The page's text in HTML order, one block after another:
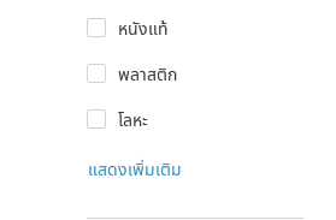
หนังแท้
พลาสติก
โลหะ
แสดงเพิ่มเติม